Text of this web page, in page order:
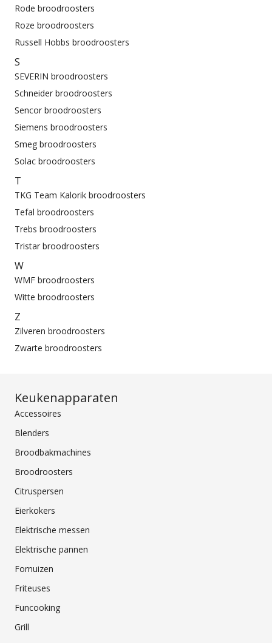
Rode broodroosters
Roze broodroosters
Russell Hobbs broodroosters
S
SEVERIN broodroosters
Schneider broodroosters
Sencor broodroosters
Siemens broodroosters
Smeg broodroosters
Solac broodroosters
T
TKG Team Kalorik broodroosters
Tefal broodroosters
Trebs broodroosters
Tristar broodroosters
W
WMF broodroosters
Witte broodroosters
Z
Zilveren broodroosters
Zwarte broodroosters
Keukenapparaten
Accessoires
Blenders
Broodbakmachines
Broodroosters
Citruspersen
Eierkokers
Elektrische messen
Elektrische pannen
Fornuizen
Friteuses
Funcooking
Grill